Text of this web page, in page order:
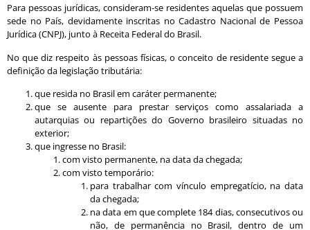
Para pessoas jurídicas, consideram-se residentes aquelas que possuem
sede no País, devidamente inscritas no Cadastro Nacional de Pessoa
Jurídica (CNPJ), junto à Receita Federal do Brasil.
No que diz respeito às pessoas físicas, o conceito de residente segue a
definição da legislação tributária:
que resida no Brasil em caráter permanente;
que se ausente para prestar serviços como assalariada a
autarquias ou repartições do Governo brasileiro situadas no
exterior;
que ingresse no Brasil:
com visto permanente, na data da chegada;
com visto temporário:
para trabalhar com vínculo empregatício, na data
da chegada;
na data em que complete 184 dias, consecutivos ou
não, de permanência no Brasil, dentro de um